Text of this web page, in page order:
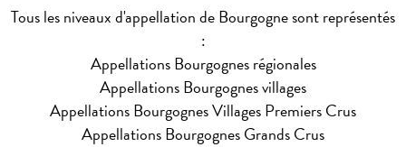
Tous les niveaux d'appellation de Bourgogne sont représentés
:
Appellations Bourgognes régionales
Appellations Bourgognes villages
Appellations Bourgognes Villages Premiers Crus
Appellations Bourgognes Grands Crus